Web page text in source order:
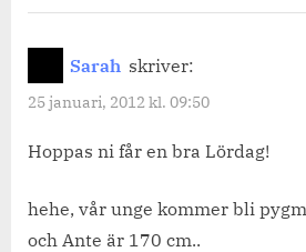
“En
Sarah skriver:
25 januari, 2012 kl. 09:50
Hoppas ni får en bra Lördag!
hehe, vår unge kommer bli
och Ante är 170 cm..